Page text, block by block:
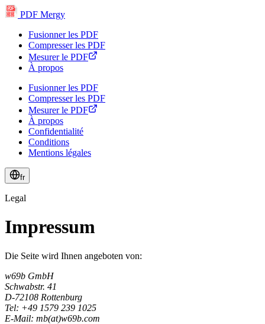
PDF
PDF
PDF
PDF
PDF
PDF Mergy
Fusionner les PDF
Compresser les PDF
Mesurer le PDF
À propos
Fusionner les PDF
Compresser les PDF
Mesurer le PDF
À propos
Confidentialité
Conditions
Mentions légales
fr
Legal
Impressum
Die Seite wird Ihnen angeboten von:
w69b GmbH
Schwabstr. 41
D-72108 Rottenburg
Tel: +49 1579 239 1025
E-Mail: mb(at)w69b.com